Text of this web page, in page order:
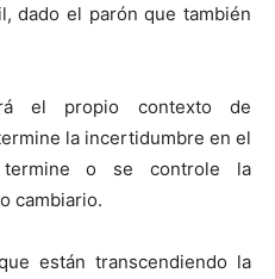
dado el parón que también
el propio contexto de
la incertidumbre en el
termine o se controle la
cambiario.
están transcendiendo la